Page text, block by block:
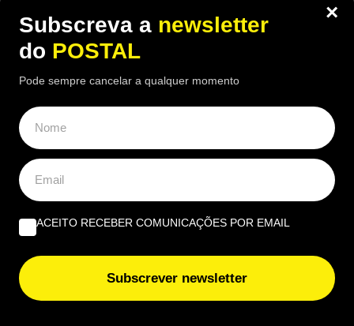
Do amor ao ódio vai apenas um passo | Por Henrique
Dias Freire
Albufeira, trânsito, ruído e equilíbrio | Por António
Nóbrega
Governantes no Algarve: de reino a região transnacional
| Por Virgílio Machado
EUROPE DIRECT ALGARVE
×
Subscreva a newsletter
do POSTAL
Pode sempre cancelar a qualquer momento
ACEITO RECEBER COMUNICAÇÕES POR EMAIL
Subscrever newsletter